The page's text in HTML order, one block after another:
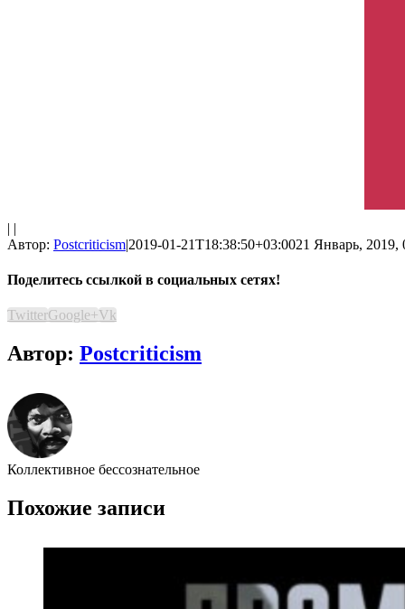
| |
Автор: Postcriticism|2019-01-21T18:38:50+03:0021 Январь, 2019,
Поделитесь ссылкой в социальных сетях!
TwitterGoogle+Vk
Автор: Postcriticism
Коллективное бессознательное
Похожие записи